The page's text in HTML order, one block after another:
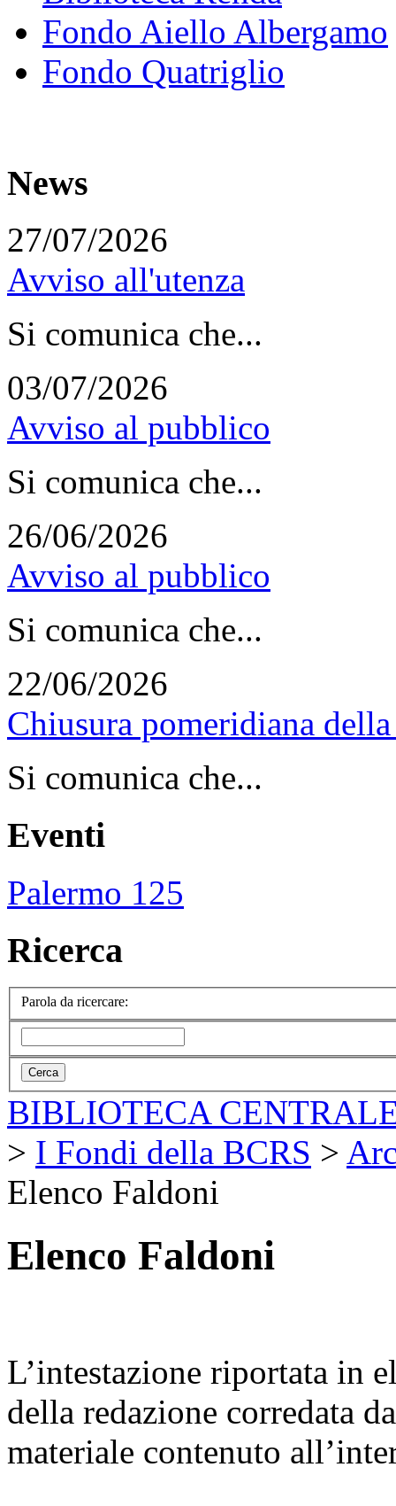
Fondo Aiello Albergamo
Fondo Quatriglio
News
27/07/2026
Avviso all'utenza
Si comunica che...
03/07/2026
Avviso al pubblico
Si comunica che...
26/06/2026
Avviso al pubblico
Si comunica che...
22/06/2026
Chiusura pomeridiana
Si comunica che...
Eventi
Palermo 125
Ricerca
Parola da ricercare:
BIBLIOTECA
> I Fondi della BCRS >
Elenco Faldoni
Elenco Faldoni
L’intestazione riportata in
della redazione corredata
materiale contenuto